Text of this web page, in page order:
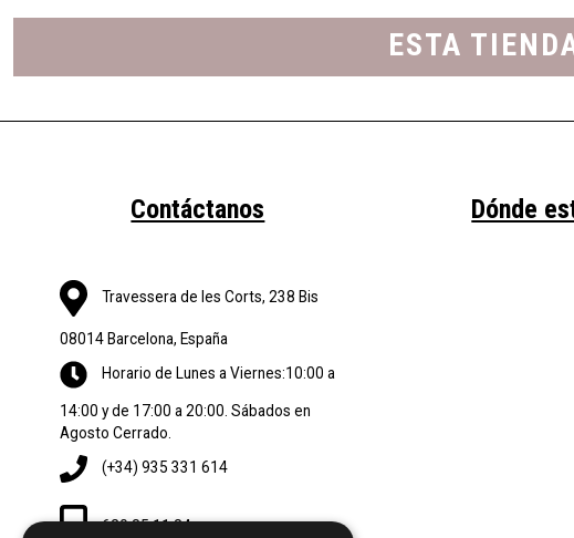
ESTA
Contáctanos
Travessera de les Corts, 238 Bis
08014 Barcelona, España
Horario de Lunes a Viernes:10:00 a
14:00 y de 17:00 a 20:00. Sábados en
Agosto Cerrado.
(+34) 935 331 614
620 85 11 84
Dónde